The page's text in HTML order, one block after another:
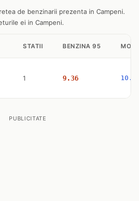
de benzinarii prezenta in Campeni.
ei in Campeni.
STATII BENZINA 95
1 9.36
PUBLICITATE